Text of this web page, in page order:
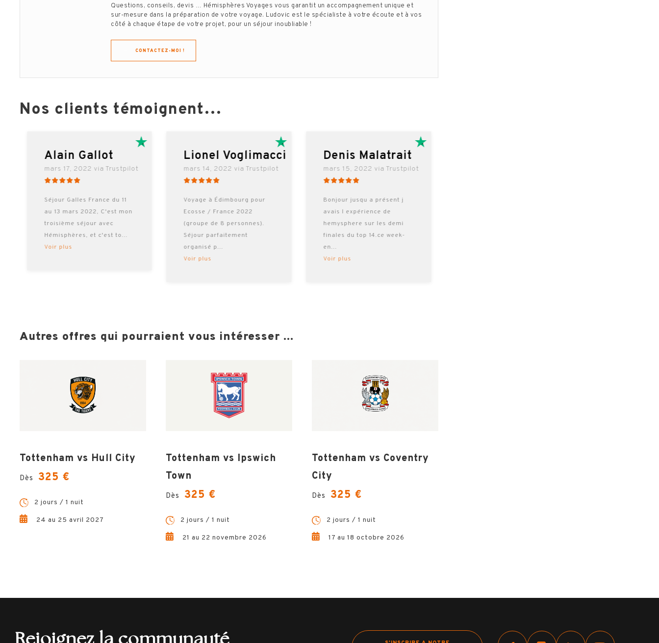
Questions, conseils, devis … Hémisphères Voyages vous garantit un accompagnement unique et
sur-mesure dans la préparation de votre voyage. Ludovic est le spécialiste à votre écoute et à vos
côté à chaque étape de votre projet, pour un séjour inoubliable !
CONTACTEZ-MOI !
Nos clients témoignent…
Alain Gallot
mars 17, 2022 via Trustpilot
Séjour Galles France du 11
au 13 mars 2022, C'est mon
troisième séjour avec
Hémisphères, et c'est to...
Voir plus
Lionel Voglimacci
mars 14, 2022 via Trustpilot
Voyage à Édimbourg pour
Ecosse / France 2022
(groupe de 8 personnes).
Séjour parfaitement
organisé p...
Voir plus
Denis Malatrait
mars 15, 2022 via Trustpilot
Bonjour jusqu a présent j
avais l expérience de
hemysphere sur les demi
finales du top 14.ce week-
en...
Voir plus
Autres offres qui pourraient vous intéresser ...
Tottenham vs Hull City
Dès 325 €
2 jours / 1 nuit
24 au 25 avril 2027
Tottenham vs Ipswich
Town
Dès 325 €
2 jours / 1 nuit
21 au 22 novembre 2026
Tottenham vs Coventry
City
Dès 325 €
2 jours / 1 nuit
17 au 18 octobre 2026